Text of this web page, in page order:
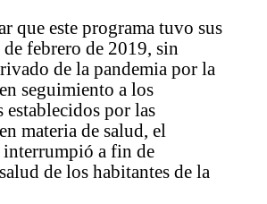
que este programa tuvo sus
febrero de 2019, sin
de la pandemia por la
seguimiento a los
establecidos por las
materia de salud, el
interrumpió a fin de
de los habitantes de la